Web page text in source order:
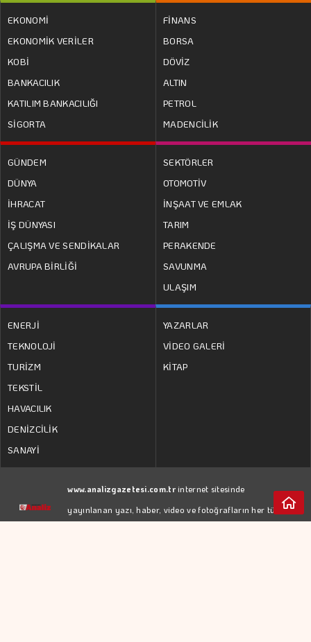
EKONOMİ
EKONOMİK VERİLER
KOBİ
BANKACILIK
KATILIM BANKACILIĞI
SİGORTA
FİNANS
BORSA
DÖVİZ
ALTIN
PETROL
MADENCİLİK
GÜNDEM
DÜNYA
İHRACAT
İŞ DÜNYASI
ÇALIŞMA VE SENDİKALAR
AVRUPA BİRLİĞİ
SEKTÖRLER
OTOMOTİV
İNŞAAT VE EMLAK
TARIM
PERAKENDE
SAVUNMA
ULAŞIM
ENERJİ
TEKNOLOJİ
TURİZM
TEKSTİL
HAVACILIK
DENİZCİLİK
SANAYİ
YAZARLAR
VİDEO GALERİ
KİTAP
www.analizgazetesi.com.trinternet sitesinde
yayınlanan yazı, haber, video ve fotoğrafların her türlü